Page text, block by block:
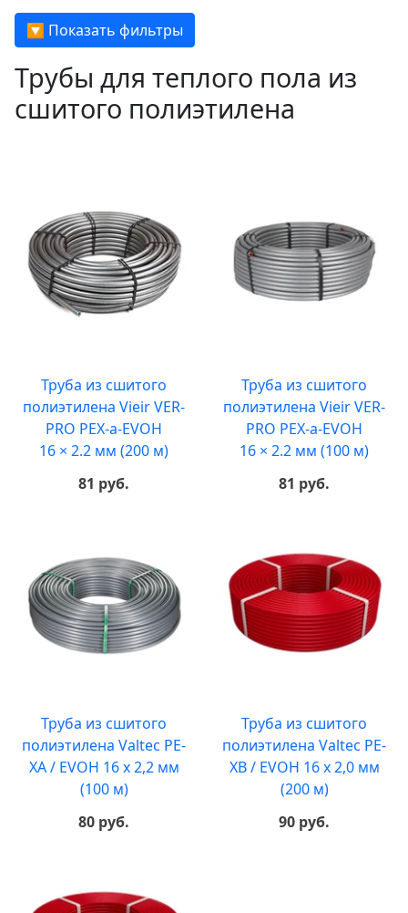
🔽 Показать фильтры
Трубы для теплого пола из
сшитого полиэтилена
Труба из сшитого
полиэтилена Vieir VER-
PRO PEX-a-EVOH
16 × 2.2 мм (200 м)
81 руб.
Труба из сшитого
полиэтилена Vieir VER-
PRO PEX-a-EVOH
16 × 2.2 мм (100 м)
81 руб.
Труба из сшитого
полиэтилена Valtec PE-
XA / EVOH 16 x 2,2 мм
(100 м)
80 руб.
Труба из сшитого
полиэтилена Valtec PE-
XB / EVOH 16 x 2,0 мм
(200 м)
90 руб.